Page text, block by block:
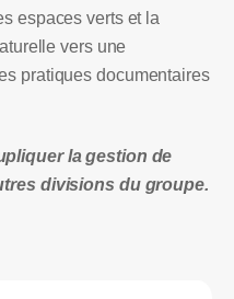
espaces verts et la
vers une
pratiques documentaires
la gestion de
divisions du groupe.